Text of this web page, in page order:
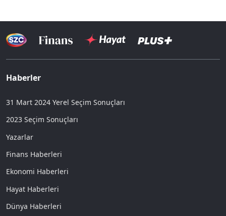
Haberler
31 Mart 2024 Yerel Seçim Sonuçları
2023 Seçim Sonuçları
Yazarlar
Finans Haberleri
Ekonomi Haberleri
Hayat Haberleri
Dünya Haberleri